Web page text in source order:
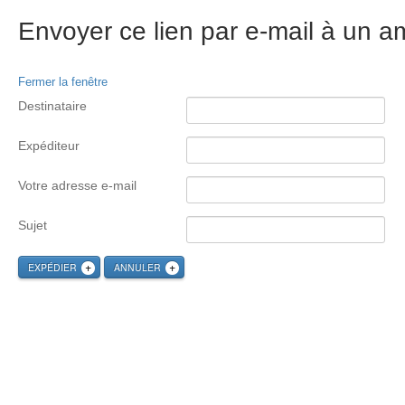
Envoyer ce lien par e-mail à un
Fermer la fenêtre
Destinataire
Expéditeur
Votre adresse e-mail
Sujet
EXPÉDIER ANNULER